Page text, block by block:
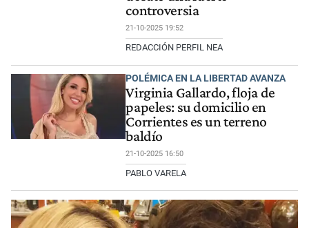
controversia
21-10-2025 19:52
REDACCIÓN PERFIL NEA
POLÉMICA EN LA LIBERTAD AVANZA
Virginia Gallardo, floja de
papeles: su domicilio en
Corrientes es un terreno
baldío
21-10-2025 16:50
PABLO VARELA